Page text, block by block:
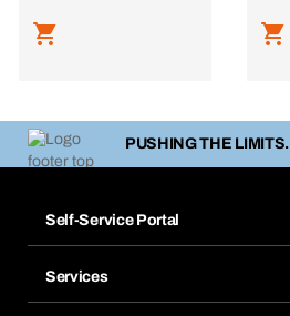
PUSHING THE LIMITS.
Self-Service Portal
Services